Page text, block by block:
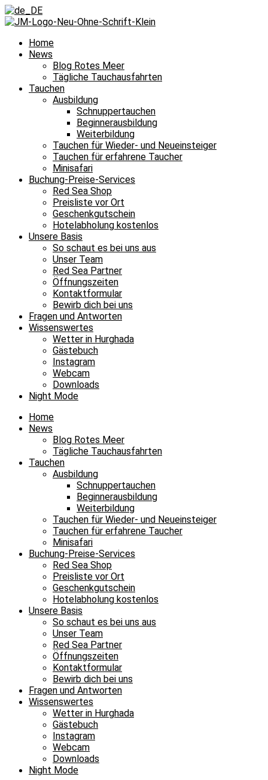
Home
News
Blog Rotes Meer
Tägliche Tauchausfahrten
Tauchen
Ausbildung
Schnuppertauchen
Beginnerausbildung
Weiterbildung
Tauchen für Wieder- und Neueinsteiger
Tauchen für erfahrene Taucher
Minisafari
Buchung-Preise-Services
Red Sea Shop
Preisliste vor Ort
Geschenkgutschein
Hotelabholung kostenlos
Unsere Basis
So schaut es bei uns aus
Unser Team
Red Sea Partner
Öffnungszeiten
Kontaktformular
Bewirb dich bei uns
Fragen und Antworten
Wissenswertes
Wetter in Hurghada
Gästebuch
Instagram
Webcam
Downloads
Night Mode
Home
News
Blog Rotes Meer
Tägliche Tauchausfahrten
Tauchen
Ausbildung
Schnuppertauchen
Beginnerausbildung
Weiterbildung
Tauchen für Wieder- und Neueinsteiger
Tauchen für erfahrene Taucher
Minisafari
Buchung-Preise-Services
Red Sea Shop
Preisliste vor Ort
Geschenkgutschein
Hotelabholung kostenlos
Unsere Basis
So schaut es bei uns aus
Unser Team
Red Sea Partner
Öffnungszeiten
Kontaktformular
Bewirb dich bei uns
Fragen und Antworten
Wissenswertes
Wetter in Hurghada
Gästebuch
Instagram
Webcam
Downloads
Night Mode